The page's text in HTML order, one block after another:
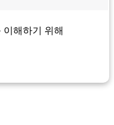
이해하기 위해